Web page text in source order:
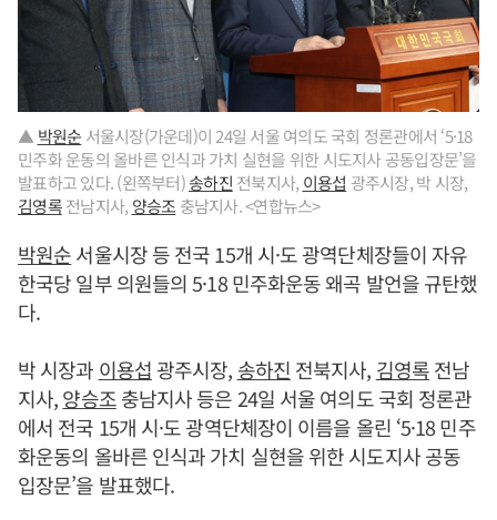
▲ 박원순 서울시장(가운데)이 24일 서울 여의도 국회 정론관에서 ‘5·18
민주화 운동의 올바른 인식과 가치 실현을 위한 시도지사 공동입장문’을
발표하고 있다. (왼쪽부터)송하진 전북지사, 이용섭 광주시장, 박 시장,
김영록전남지사, 양승조 충남지사. <연합뉴스>
박원순서울시장 등 전국 15개 시·도 광역단체장들이 자유
한국당 일부 의원들의 5·18 민주화운동 왜곡 발언을 규탄했
다.
박 시장과 이용섭광주시장, 송하진 전북지사, 김영록전남
지사,양승조충남지사 등은 24일 서울 여의도 국회 정론관
에서 전국 15개 시·도 광역단체장이 이름을 올린 ‘5·18 민주
화운동의 올바른 인식과 가치 실현을 위한 시도지사 공동
입장문’을 발표했다.